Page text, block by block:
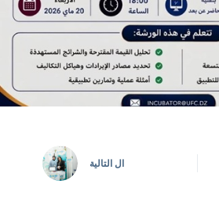
ال التالية